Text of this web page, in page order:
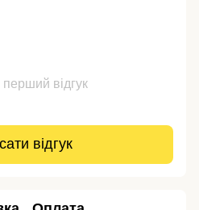
відгук
відгук